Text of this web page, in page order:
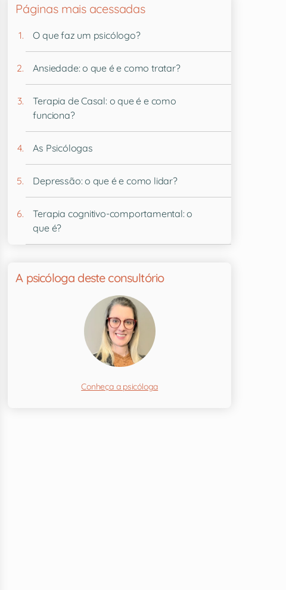
Páginas mais acessadas
O que faz um psicólogo?
Ansiedade: o que é e como tratar?
Terapia de Casal: o que é e como
funciona?
As Psicólogas
Depressão: o que é e como lidar?
Terapia cognitivo-comportamental: o
que é?
A psicóloga deste consultório
Conheça a psicóloga